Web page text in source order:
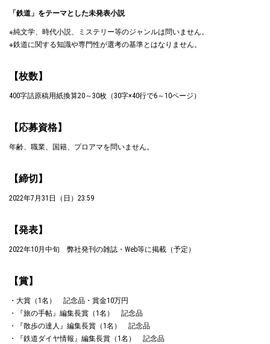
「鉄道」をテーマとした未発表小説
※純文学、時代小説、ミステリー等のジャンルは問いません。
※鉄道に関する知識や専門性が選考の基準とはなりません。
【枚数】
400字詰原稿用紙換算20～30枚（30字×40行で6～10ページ）
【応募資格】
年齢、職業、国籍、プロアマを問いません。
【締切】
2022年7月31日（日）23:59
【発表】
2022年10月中旬 弊社発刊の雑誌・Web等に掲載（予定）
【賞】
・大賞（1名） 記念品・賞金10万円
・『旅の手帖』編集長賞（1名） 記念品
・『散歩の達人』編集長賞（1名） 記念品
・『鉄道ダイヤ情報』編集長賞（1名） 記念品